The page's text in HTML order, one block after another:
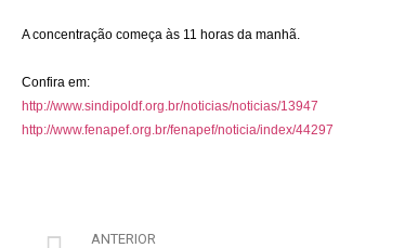
A concentração começa às 11 horas da manhã.
Confira em:
http://www.sindipoldf.org.br/noticias/noticias/13947
http://www.fenapef.org.br/fenapef/noticia/index/44297
ANTERIOR